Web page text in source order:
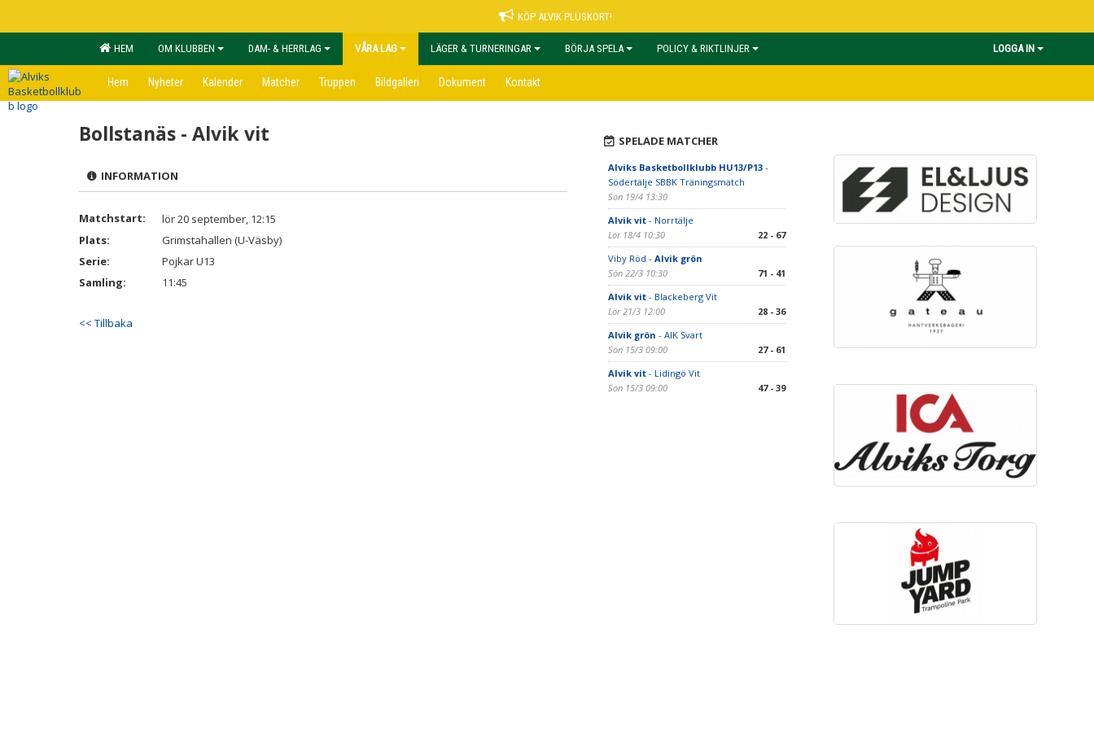
KÖP ALVIK PLUSKORT!
HEM OM KLUBBEN DAM- & HERRLAG VÅRA LAG LÄGER & TURNERINGAR BÖRJA SPELA POLICY & RIKTLINJER LOGGA IN
Hem Nyheter Kalender Matcher Truppen Bildgalleri Dokument Kontakt
Bollstanäs - Alvik vit
INFORMATION
Matchstart:
lör 20 september, 12:15
Plats:
Grimstahallen (U-Väsby)
Serie:
Pojkar U13
Samling:
11:45
<< Tillbaka
SPELADE MATCHER
Alviks Basketbollklubb HU13/P13-
Södertälje SBBK Träningsmatch
Sön 19/4 13:30
Alvik vit- Norrtälje
Lör 18/4 10:30
22 - 67
Viby Röd - Alvik grön
Sön 22/3 10:30
71 - 41
Alvik vit- Blackeberg Vit
Lör 21/3 12:00
28 - 36
Alvik grön - AIK Svart
Sön 15/3 09:00
27 - 61
Alvik vit- Lidingö Vit
Sön 15/3 09:00
47 - 39